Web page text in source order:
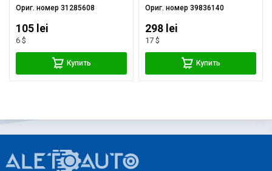
Ориг. номер31285608
105 lei
6 $
Купить
Ориг. номер39836140
298 lei
17 $
Купить